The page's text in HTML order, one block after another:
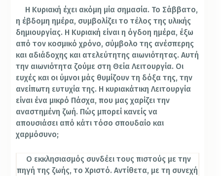
Η Κυριακή έχει ακόμη μία σημασία. Το Σάββατο,
η έβδομη ημέρα, συμβολίζει το τέλος της υλικής
δημιουργίας. Η Κυριακή είναι η όγδοη ημέρα, έξω
από τον κοσμικό χρόνο, σύμβολο της ανέσπερης
και αδιάδοχης και ατελεύτητης αιωνιότητας. Αυτή
την αιωνιότητα ζούμε στη Θεία Λειτουργία. Οι
ευχές και οι ύμνοι μάς θυμίζουν τη δόξα της, την
ανείπωτη ευτυχία της. Η κυριακάτικη Λειτουργία
είναι ένα μικρό Πάσχα, που μας χαρίζει την
αναστημένη ζωή. Πώς μπορεί κανείς να
απουσιάσει από κάτι τόσο σπουδαίο και
χαρμόσυνο;
Ο εκκλησιασμός συνδέει τους πιστούς με την
πηγή της ζωής, το Χριστό. Αντίθετα, με τη συνεχή